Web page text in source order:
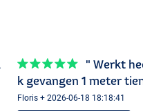
" Werkt
k gevangen 1 meter
Floris + 2026-06-18 18:18:41